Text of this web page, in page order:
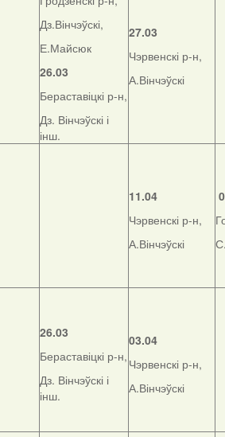
Дз.Вінчэўскі,
Е.Майсюк
26.03
Бераставіцкі р-н,
Дз. Вінчэўскі і
інш.
27.03
Чэрвенскі р-н,
А.Вінчэўскі
11.04
Чэрвенскі р-н,
А.Вінчэўскі
26.03
Бераставіцкі р-н,
Дз. Вінчэўскі і
інш.
03.04
Чэрвенскі р-н,
А.Вінчэўскі